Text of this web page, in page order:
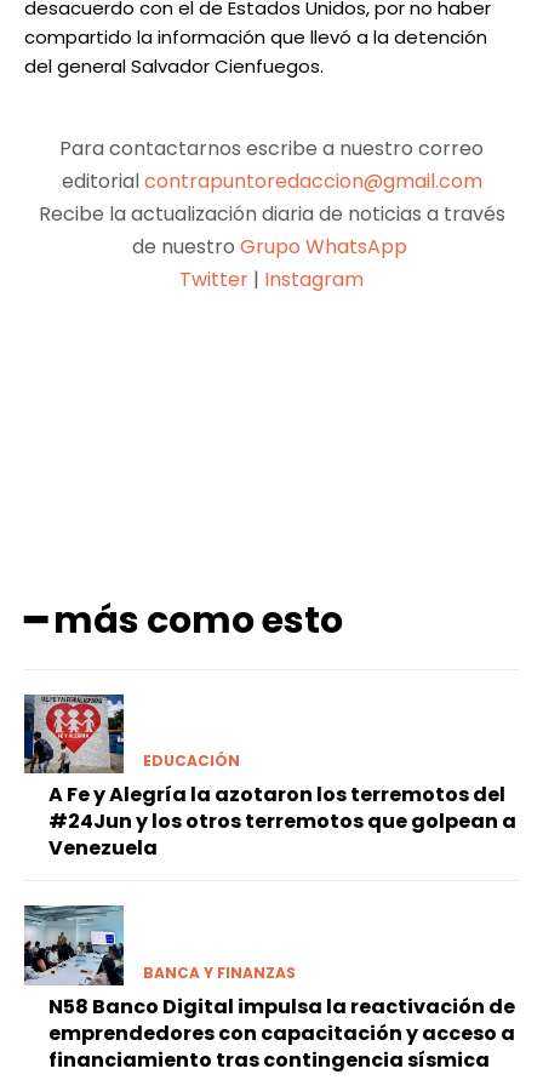
desacuerdo con el de Estados Unidos, por no haber
compartido la información que llevó a la detención
del general Salvador Cienfuegos.
Para contactarnos escribe a nuestro correo
editorialcontrapuntoredaccion@gmail.com
Recibe la actualización diaria de noticias a través
de nuestro Grupo WhatsApp
Twitter | Instagram
━ más como esto
EDUCACIÓN
A Fe y Alegría la azotaron los terremotos del
#24Jun y los otros terremotos que golpean a
Venezuela
BANCA Y FINANZAS
N58 Banco Digital impulsa la reactivación de
emprendedores con capacitación y acceso a
financiamiento tras contingencia sísmica